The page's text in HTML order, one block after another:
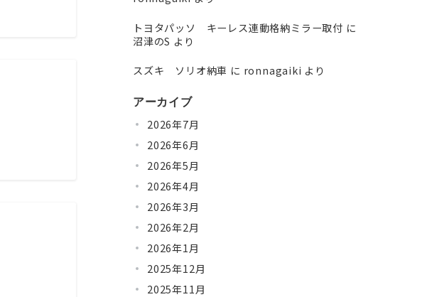
トヨタパッソ キーレス連動格納ミラー取付 に
沼津のS より
スズキ ソリオ納車 に ronnagaiki より
アーカイブ
2026年7月
2026年6月
2026年5月
2026年4月
2026年3月
2026年2月
2026年1月
2025年12月
2025年11月